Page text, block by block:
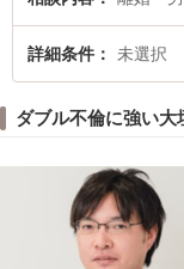
詳細条件 未選択
ダブル不倫に強い